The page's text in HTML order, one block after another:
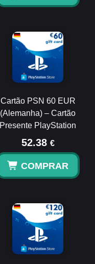
Cartão PSN 60 EUR
(Alemanha) – Cartão
Presente PlayStation
52.38 €
COMPRAR